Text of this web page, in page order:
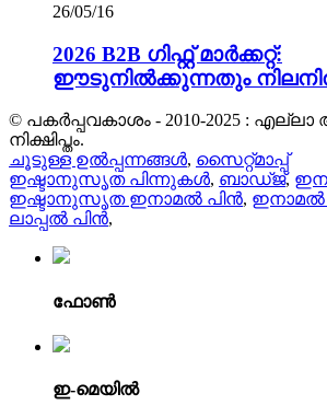
26/05/16
2026 B2B ഗിഫ്റ്റ് മാർക്കറ്റ്:
ഈടുനിൽക്കുന്നതും
© പകർപ്പവകാശം - 2010-2025 :
നിക്ഷിപ്തം.
ചൂടുള്ള ഉൽപ്പന്നങ്ങൾ, സൈറ്റ്മാപ്പ്
ഇഷ്ടാനുസൃത പിന്നുകൾ, ബാഡ്ജ്,
ഇഷ്ടാനുസൃത ഇനാമൽ പിൻ, ഇനാമൽ
ലാപ്പൽ പിൻ,
ഫോൺ
ഇ-മെയിൽ